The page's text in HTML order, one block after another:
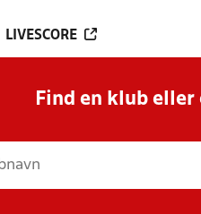
LIVESCORE
Find en klub eller